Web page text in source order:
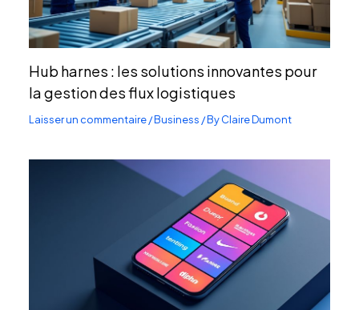
Hub harnes : les solutions innovantes pour
la gestion des flux logistiques
Laisser un commentaire/Business / ByClaire Dumont